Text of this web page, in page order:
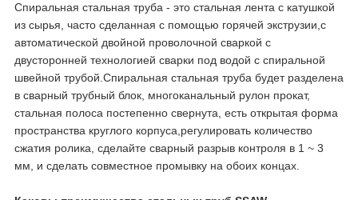
Спиральная стальная труба - это стальная лента с катушкой
из сырья, часто сделанная с помощью горячей экструзии,с
автоматической двойной проволочной сваркой с
двусторонней технологией сварки под водой с спиральной
швейной трубой.Спиральная стальная труба будет разделена
в сварный трубный блок, многоканальный рулон прокат,
стальная полоса постепенно свернута, есть открытая форма
пространства круглого корпуса,регулировать количество
сжатия ролика, сделайте сварный разрыв контроля в 1 ~ 3
мм, и сделать совместное промывку на обоих концах.